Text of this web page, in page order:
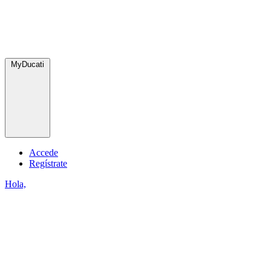
MyDucati
Accede
Regístrate
Hola,